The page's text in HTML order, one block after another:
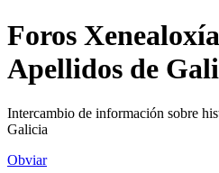
Foros
Apellidos de
Intercambio de información sobre
Galicia
Obviar